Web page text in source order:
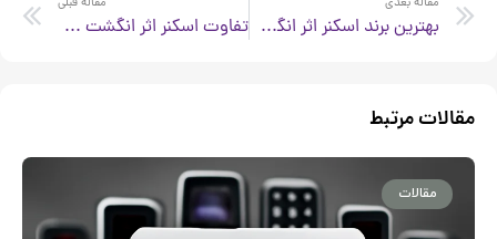
مقاله بعدی
بهترین برند اسکنر اثر انگشت کدام است ؟
مقاله قبلی
تفاوت اسکنر اثر انگشت تک انگشتی و ده انگشتی چیست؟
مقالات مرتبط
مقالات